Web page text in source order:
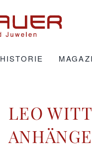
HISTORIE
LEO